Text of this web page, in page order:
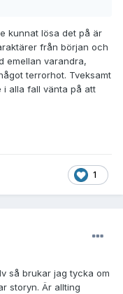
kunnat lösa det på är
från början och
emellan varandra,
terrorhot. Tveksamt
i alla fall vänta på att
1
så brukar jag tycka om
storyn. Är allting